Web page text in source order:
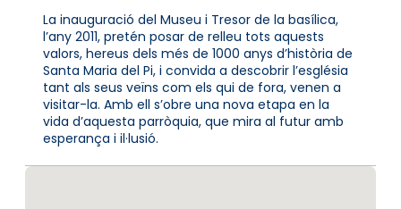
La inauguració del Museu i Tresor de la basílica,
l’any 2011, pretén posar de relleu tots aquests
valors, hereus dels més de 1000 anys d’història de
Santa Maria del Pi, i convida a descobrir l’església
tant als seus veïns com els qui de fora, venen a
visitar-la. Amb ell s’obre una nova etapa en la
vida d’aquesta parròquia, que mira al futur amb
esperança i il·lusió.